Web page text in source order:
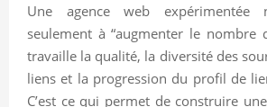
Une agence web expérimentée
seulement à “augmenter le nombre
travaille la qualité, la diversité des
liens et la progression du profil de
C’est ce qui permet de construire